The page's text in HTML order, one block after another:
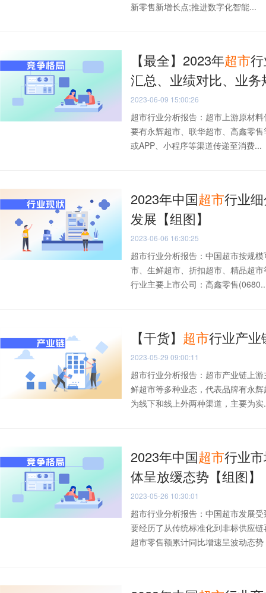
新零售新增长点;推进数字化智能...
【最全】2023年超市
汇总、业绩对比、业务
2023-06-09 15:00:26
超市行业分析报告：超市上游原材
要有永辉超市、联华超市、高鑫零
或APP、小程序等渠道传递至消费...
2023年中国超市行业
发展【组图】
2023-06-06 16:30:25
超市行业分析报告：中国超市按规
市、生鲜超市、折扣超市、精品超
行业主要上市公司：高鑫零售
【干货】 超市行业产业
2023-05-29 09:00:11
超市行业分析报告：超市产业链上
鲜超市等多种业态，代表品牌有永
为线下和线上外两种渠道，主要为实
2023年中国超市行业
体呈放缓态势【组图】
2023-05-26 10:30:01
超市行业分析报告：中国超市发展
要经历了从传统标准化到非标供应
超市零售额累计同比增速呈波动态